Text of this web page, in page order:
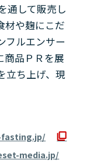
通して販売し
材や麹にこだ
フルエンサー
商品ＰＲを展
立ち上げ、現
media.jp/